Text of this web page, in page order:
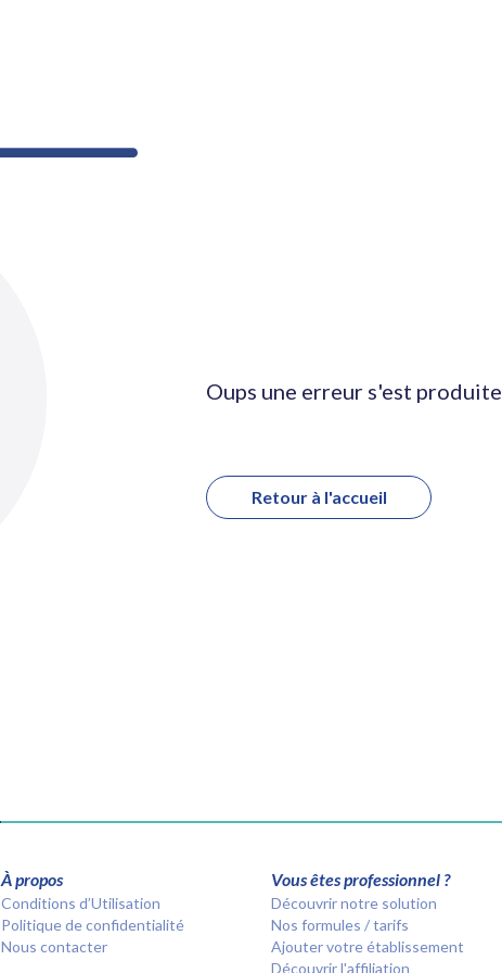
Oups une erreur s'est produite
Retour à l'accueil
À propos
Conditions d’Utilisation
Politique de confidentialité
Nous contacter
Vous êtes professionnel ?
Découvrir notre solution
Nos formules / tarifs
Ajouter votre établissement
Découvrir l'affiliation